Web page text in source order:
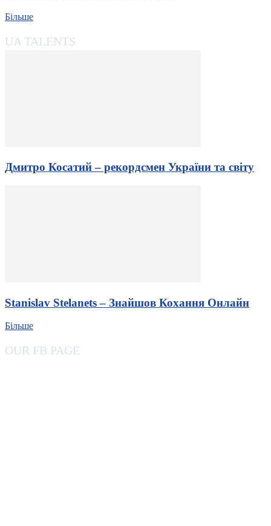
Більше
UA TALENTS
Дмитро Косатий – рекордсмен України та світу
Stanislav Stelanets – Знайшов Кохання Онлайн
Більше
OUR FB PAGE